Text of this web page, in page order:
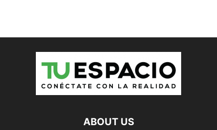
ABOUT US